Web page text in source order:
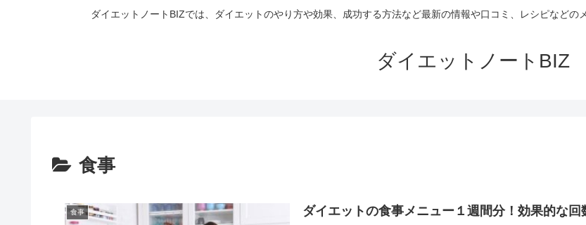
ダイエットノートBIZでは、ダイエットのやり方や効果、成功する方法など最新の情報や口コミ、レシピなどの
ダイエットノートBIZ
食事
食事 ダイエットの食事メニュー１週間分！効果的な回